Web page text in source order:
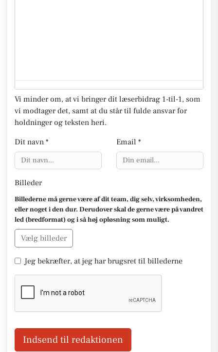
Vi minder om, at vi bringer dit læserbidrag 1-til-1, som
vi modtager det, samt at du står til fulde ansvar for
holdninger og teksten heri.
Dit navn *
Email *
Billeder
Billederne må gerne være af dit team, dig selv, virksomheden,
eller noget i den dur. Derudover skal de gerne være på vandret
led (bredformat) og i så høj opløsning som muligt.
Vælg billeder
Jeg bekræfter, at jeg har brugsret til billederne
Indsend til redaktionen